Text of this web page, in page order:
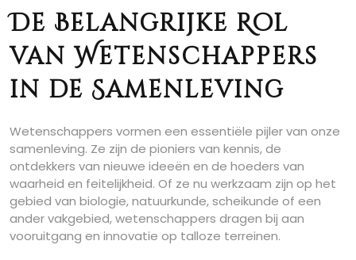
De Belangrijke Rol
van Wetenschappers
in de Samenleving
Wetenschappers vormen een essentiële pijler van onze
samenleving. Ze zijn de pioniers van kennis, de
ontdekkers van nieuwe ideeën en de hoeders van
waarheid en feitelijkheid. Of ze nu werkzaam zijn op het
gebied van biologie, natuurkunde, scheikunde of een
ander vakgebied, wetenschappers dragen bij aan
vooruitgang en innovatie op talloze terreinen.